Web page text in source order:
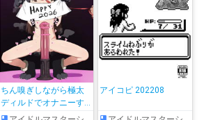
ちん嗅ぎしながら極太
ディルドでオナニーす
るあけおめありす
アイコピ 202208